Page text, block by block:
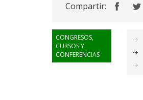
Compartir:
CONGRESOS,
CURSOS Y
CONFERENCIAS